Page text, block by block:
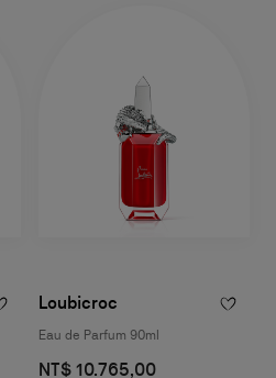
Loubicroc
Eau de Parfum 90ml
NT$ 10.765,00